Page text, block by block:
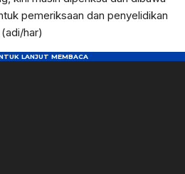
pemeriksaan dan penyelidikan
har)